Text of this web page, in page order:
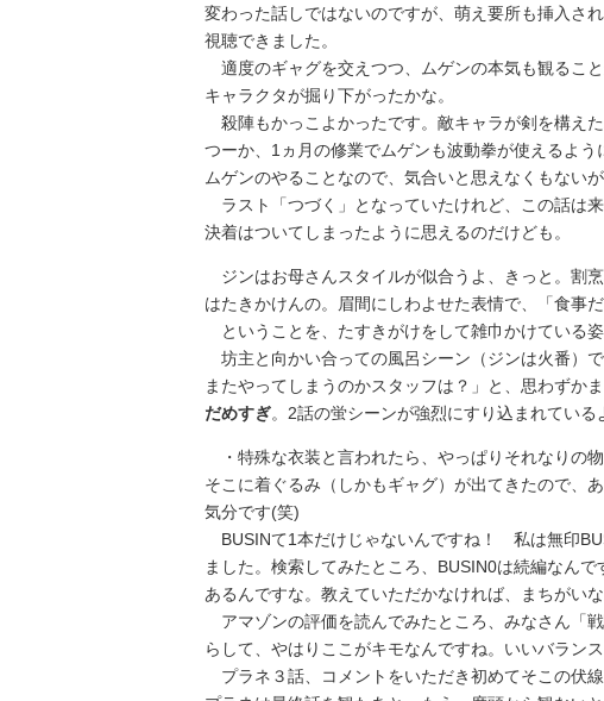
変わった話しではないのですが、萌え要所も挿入さ
視聴できました。
適度のギャグを交えつつ、ムゲンの本気も観るこ
キャラクタが掘り下がったかな。
殺陣もかっこよかったです。敵キャラが剣を構えた
つーか、1ヵ月の修業でムゲンも波動拳が使えるよう
ムゲンのやることなので、気合いと思えなくもない
ラスト「つづく」となっていたけれど、この話は来
決着はついてしまったように思えるのだけども。
ジンはお母さんスタイルが似合うよ、きっと。割
はたきかけんの。眉間にしわよせた表情で、「食事
ということを、たすきがけをして雑巾かけている
坊主と向かい合っての風呂シーン（ジンは火番）
またやってしまうのかスタッフは？」と、思わずか
だめすぎ。2話の蛍シーンが強烈にすり込まれている
・特殊な衣装と言われたら、やっぱりそれなりの物
そこに着ぐるみ（しかもギャグ）が出てきたので、
気分です(笑)
BUSINて1本だけじゃないんですね！ 私は無印
ました。検索してみたところ、BUSIN0は続編なん
あるんですな。教えていただかなければ、まちがい
アマゾンの評価を読んでみたところ、みなさん「
らして、やはりここがキモなんですね。いいバランス
プラネ３話、コメントをいただき初めてそこの伏線